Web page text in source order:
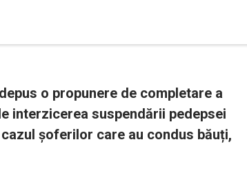
o propunere de completare a
interzicerea suspendării pedepsei
șoferilor care au condus băuți,